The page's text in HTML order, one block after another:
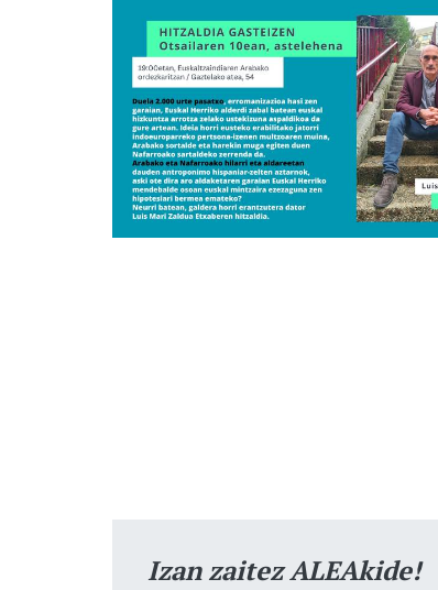
Izan zaitez ALEAkide!